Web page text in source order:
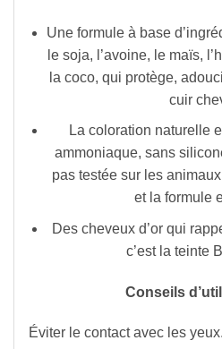
Une formule à base
le soja, l’avoine, le maïs,
la coco, qui protège,
cuir
La coloration naturelle
ammoniaque, sans
pas testée sur les
et la formule
Des cheveux d’or qui
c’est la teinte
Conseils
Éviter le contact avec les